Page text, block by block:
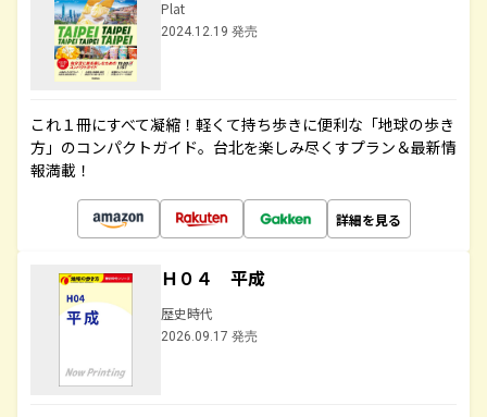
Plat
2024.12.19 発売
これ１冊にすべて凝縮！軽くて持ち歩きに便利な「地球の歩き
方」のコンパクトガイド。台北を楽しみ尽くすプラン＆最新情
報満載！
詳細を見る
Ｈ０４ 平成
歴史時代
2026.09.17 発売